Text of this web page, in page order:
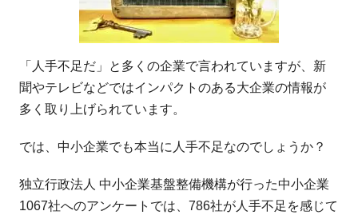
「人手不足だ」と多くの企業で言われていますが、新
聞やテレビなどではインパクトのある大企業の情報が
多く取り上げられています。
では、中小企業でも本当に人手不足なのでしょうか？
独立行政法人 中小企業基盤整備機構が行った中小企業
1067社へのアンケートでは、786社が人手不足を感じて